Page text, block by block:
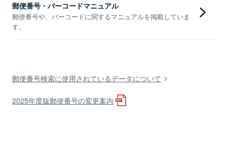
郵便番号・バーコードマニュアル
郵便番号や、バーコードに関するマニュアルを掲載していま
す。
郵便番号検索に使用されているデータについて
2025年度版郵便番号の変更案内